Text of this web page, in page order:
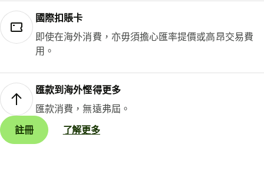
國際扣賬卡
即使在海外消費，亦毋須擔心匯率提價或高昂交易費
用。
匯款到海外慳得更多
匯款消費，無遠弗屆。
註冊
了解更多